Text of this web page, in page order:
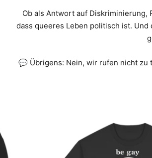
Ob als Antwort auf
dass queeres Leben politisch ist.
💬 Übrigens: Nein, wir rufen nicht zu